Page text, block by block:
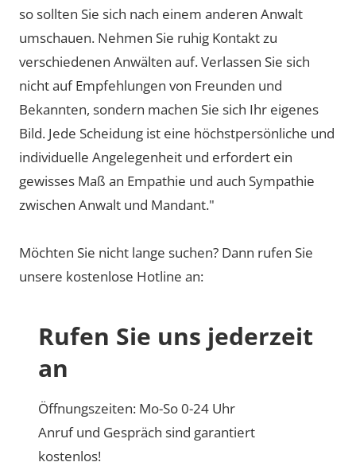
so sollten Sie sich nach einem anderen Anwalt
umschauen. Nehmen Sie ruhig Kontakt zu
verschiedenen Anwälten auf. Verlassen Sie sich
nicht auf Empfehlungen von Freunden und
Bekannten, sondern machen Sie sich Ihr eigenes
Bild. Jede Scheidung ist eine höchstpersönliche und
individuelle Angelegenheit und erfordert ein
gewisses Maß an Empathie und auch Sympathie
zwischen Anwalt und Mandant."
Möchten Sie nicht lange suchen? Dann rufen Sie
unsere kostenlose Hotline an:
Rufen Sie uns jederzeit
an
Öffnungszeiten: Mo-So 0-24 Uhr
Anruf und Gespräch sind garantiert
kostenlos!